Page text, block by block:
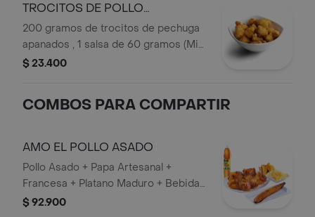
TROCITOS DE POLLO
APANADOS
200 gramos de trocitos de pechuga
apanados , 1 salsa de 60 gramos (Miel
mostaza o BBQ).
$ 23.400
COMBOS PARA COMPARTIR
AMO EL POLLO ASADO
Pollo Asado + Papa Artesanal +
Francesa + Platano Maduro + Bebida
1,5 lts.
$ 92.900